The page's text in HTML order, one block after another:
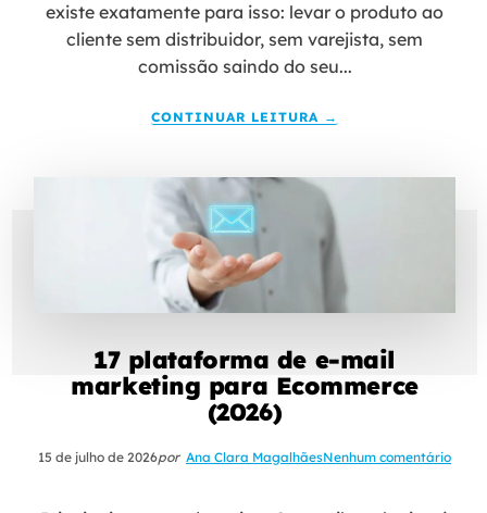
existe exatamente para isso: levar o produto ao
cliente sem distribuidor, sem varejista, sem
comissão saindo do seu...
CONTINUAR LEITURA →
17 plataforma de e-mail
marketing para Ecommerce
(2026)
15 de julho de 2026por Ana Clara MagalhãesNenhum comentário